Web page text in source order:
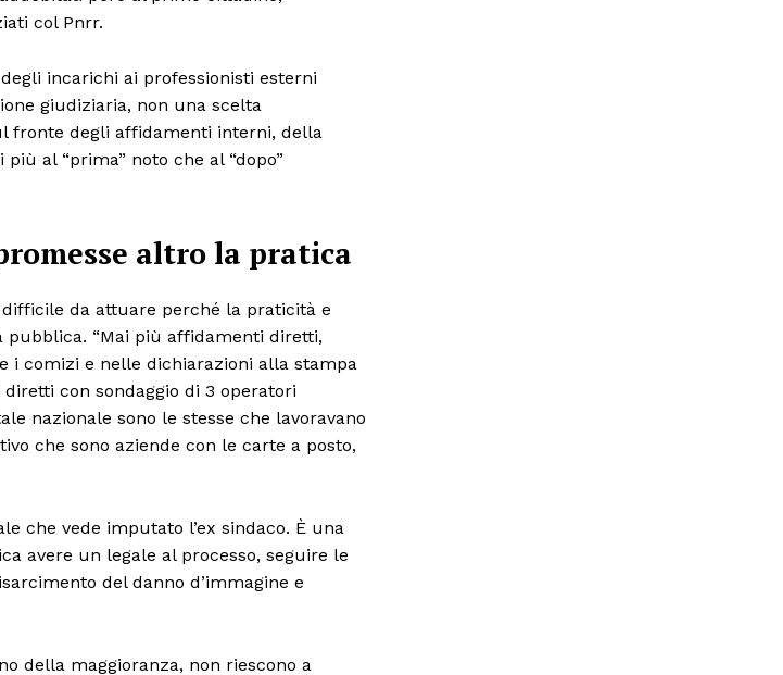
col Pnrr.
incarichi ai professionisti esterni
giudiziaria, non una scelta
fronte degli affidamenti interni, della
al “prima” noto che al “dopo”
altro la pratica
da attuare perché la praticità e
pubblica. “Mai più affidamenti diretti,
i comizi e nelle dichiarazioni alla stampa
con sondaggio di 3 operatori
nazionale sono le stesse che lavoravano
che sono aziende con le carte a posto,
che vede imputato l’ex sindaco. È una
avere un legale al processo, seguire le
del danno d’immagine e
della maggioranza, non riescono a